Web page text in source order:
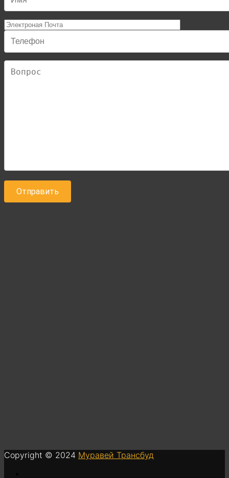
Copyright © 2024 Муравей Трансбуд